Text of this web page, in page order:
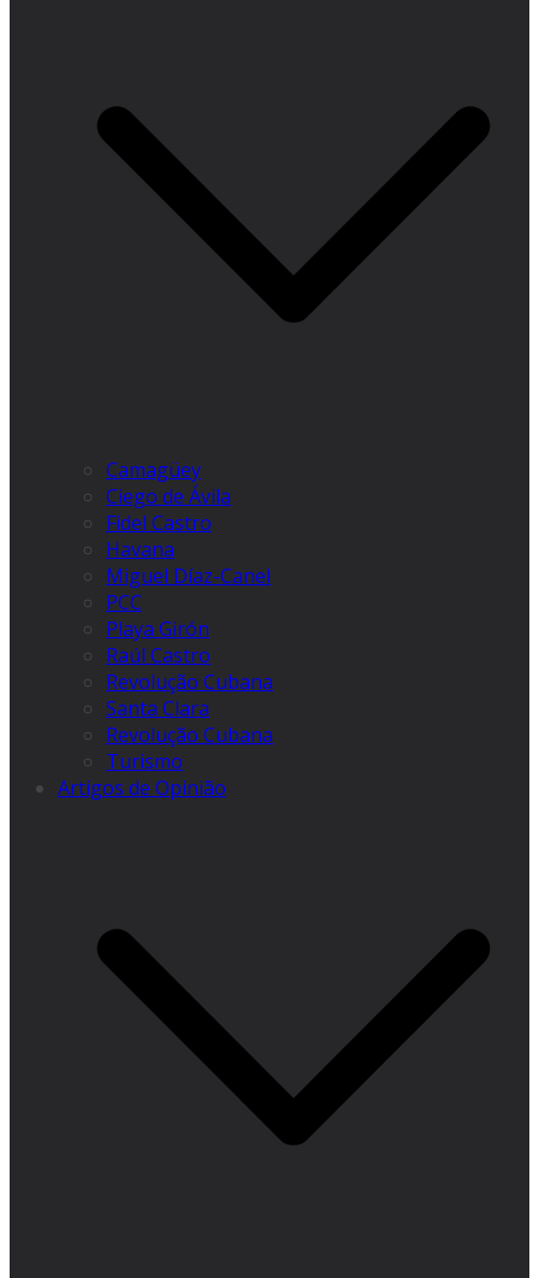
Camagüey
Ciego de Ávila
Fidel Castro
Havana
Miguel Díaz-Canel
PCC
Playa Girón
Raúl Castro
Revolução Cubana
Santa Clara
Revolução Cubana
Turismo
Artigos de Opinião